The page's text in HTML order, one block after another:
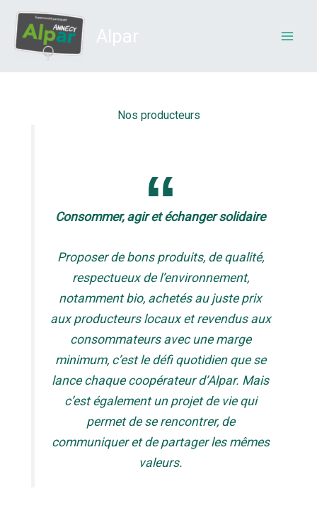
Aller
contenu
Nos producteurs
Consommer, agir et échanger solidaire
Proposer de bons produits, de qualité,
respectueux de l’environnement,
notamment bio, achetés au juste prix
aux producteurs locaux et revendus aux
consommateurs avec une marge
minimum, c’est le défi quotidien que se
lance chaque coopérateur d’Alpar. Mais
c’est également un projet de vie qui
permet de se rencontrer, de
communiquer et de partager les mêmes
valeurs.